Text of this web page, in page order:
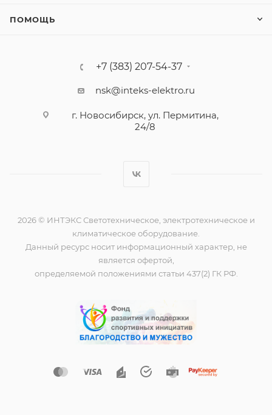
ПОМОЩЬ
+7 (383) 207-54-37
nsk@inteks-elektro.ru
г. Новосибирск, ул. Пермитина,
24/8
2026 © ИНТЭКС Светотехническое, электротехническое и
климатическое оборудование.
Данный ресурс носит информационный характер, не
является офертой,
определяемой положениями статьи 437(2) ГК РФ.